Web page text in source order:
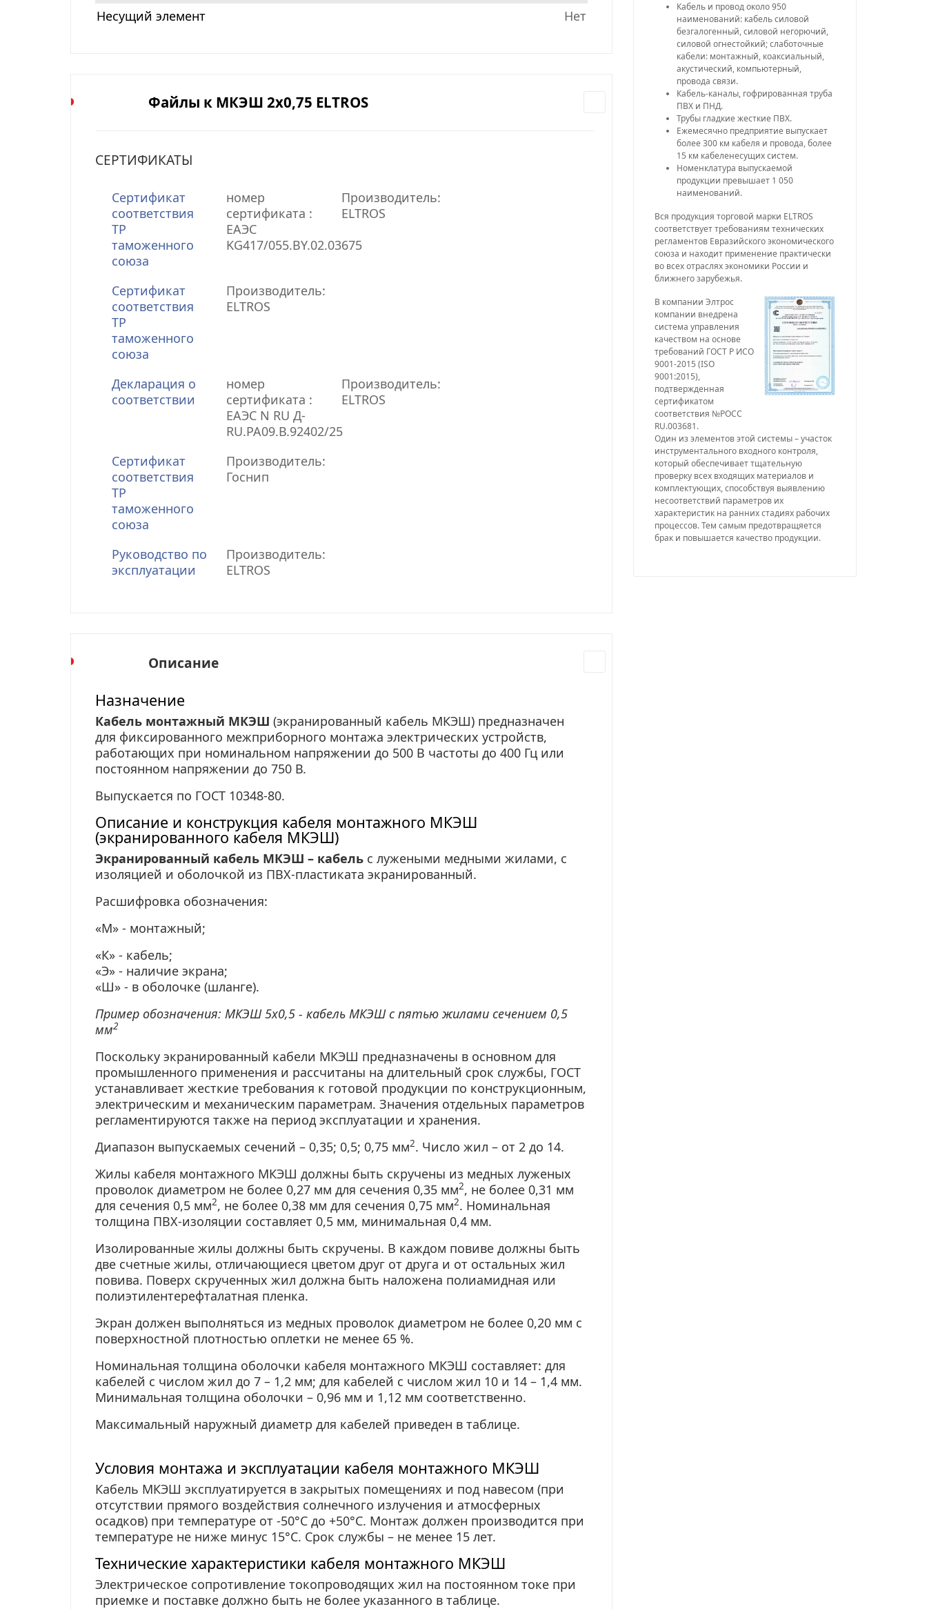
Несущий элемент
Нет
Файлы к МКЭШ 2х0,75 ELTROS
СЕРТИФИКАТЫ
Сертификат
соответствия
ТР
таможенного
союза
номер
сертификата :
ЕАЭС
KG417/055.BY.02.03675
Производитель:
ELTROS
Сертификат
соответствия
ТР
таможенного
союза
Производитель:
ELTROS
Декларация о
соответствии
номер
сертификата :
ЕАЭС N RU Д-
RU.РА09.В.92402/25
Производитель:
ELTROS
Сертификат
соответствия
ТР
таможенного
союза
Производитель:
Госнип
Руководство по
эксплуатации
Производитель:
ELTROS
Описание
Назначение
Кабель монтажный МКЭШ (экранированный кабель МКЭШ) предназначен
для фиксированного межприборного монтажа электрических устройств,
работающих при номинальном напряжении до 500 В частоты до 400 Гц или
постоянном напряжении до 750 В.
Выпускается по ГОСТ 10348-80.
Описание и конструкция кабеля монтажного МКЭШ
(экранированного кабеля МКЭШ)
Экранированный кабель МКЭШ – кабель с лужеными медными жилами, с
изоляцией и оболочкой из ПВХ-пластиката экранированный.
Расшифровка обозначения:
«М» - монтажный;
«К» - кабель;
«Э» - наличие экрана;
«Ш» - в оболочке (шланге).
Пример обозначения: МКЭШ 5х0,5 - кабель МКЭШ с пятью жилами сечением 0,5
мм2
Поскольку экранированный кабели МКЭШ предназначены в основном для
промышленного применения и рассчитаны на длительный срок службы, ГОСТ
устанавливает жесткие требования к готовой продукции по конструкционным,
электрическим и механическим параметрам. Значения отдельных параметров
регламентируются также на период эксплуатации и хранения.
Диапазон выпускаемых сечений – 0,35; 0,5; 0,75 мм2. Число жил – от 2 до 14.
Жилы кабеля монтажного МКЭШ должны быть скручены из медных луженых
проволок диаметром не более 0,27 мм для сечения 0,35 мм2, не более 0,31 мм
для сечения 0,5 мм2, не более 0,38 мм для сечения 0,75 мм2. Номинальная
толщина ПВХ-изоляции составляет 0,5 мм, минимальная 0,4 мм.
Изолированные жилы должны быть скручены. В каждом повиве должны быть
две счетные жилы, отличающиеся цветом друг от друга и от остальных жил
повива. Поверх скрученных жил должна быть наложена полиамидная или
полиэтилентерефталатная пленка.
Экран должен выполняться из медных проволок диаметром не более 0,20 мм с
поверхностной плотностью оплетки не менее 65 %.
Номинальная толщина оболочки кабеля монтажного МКЭШ составляет: для
кабелей с числом жил до 7 – 1,2 мм; для кабелей с числом жил 10 и 14 – 1,4 мм.
Минимальная толщина оболочки – 0,96 мм и 1,12 мм соответственно.
Максимальный наружный диаметр для кабелей приведен в таблице.
Условия монтажа и эксплуатации кабеля монтажного МКЭШ
Кабель МКЭШ эксплуатируется в закрытых помещениях и под навесом (при
отсутствии прямого воздействия солнечного излучения и атмосферных
осадков) при температуре от -50°С до +50°С. Монтаж должен производится при
температуре не ниже минус 15°С. Срок службы – не менее 15 лет.
Технические характеристики кабеля монтажного МКЭШ
Электрическое сопротивление токопроводящих жил на постоянном токе при
приемке и поставке должно быть не более указанного в таблице.
Кабель и провод около 950
наименований: кабель силовой
безгалогенный, силовой негорючий,
силовой огнестойкий; слаботочные
кабели: монтажный, коаксиальный,
акустический, компьютерный,
провода связи.
Кабель-каналы, гофрированная труба
ПВХ и ПНД.
Трубы гладкие жесткие ПВХ.
Ежемесячно предприятие выпускает
более 300 км кабеля и провода, более
15 км кабеленесущих систем.
Номенклатура выпускаемой
продукции превышает 1 050
наименований.
Вся продукция торговой марки ELTROS
соответствует требованиям технических
регламентов Евразийского экономического
союза и находит применение практически
во всех отраслях экономики России и
ближнего зарубежья.
В компании Элтрос
компании внедрена
система управления
качеством на основе
требований ГОСТ Р ИСО
9001-2015 (ISO
9001:2015),
подтвержденная
сертификатом
соответствия №РОСС
RU.003681.
Один из элементов этой системы – участок
инструментального входного контроля,
который обеспечивает тщательную
проверку всех входящих материалов и
комплектующих, способствуя выявлению
несоответствий параметров их
характеристик на ранних стадиях рабочих
процессов. Тем самым предотвращяется
брак и повышается качество продукции.